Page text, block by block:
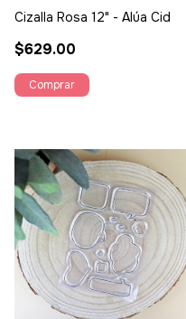
Cizalla Rosa 12" - Alúa Cid
$629.00